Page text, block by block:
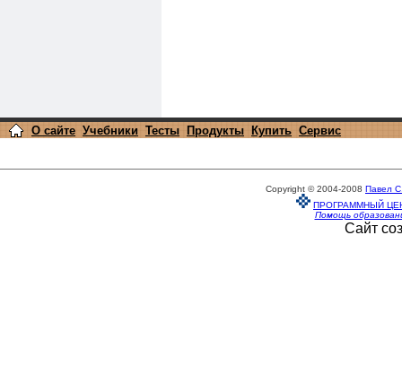
О сайте Учебники Тесты Продукты Купить Сервис
Copyright © 2004-2008 Павел
ПРОГРАММНЫЙ
Помощь
Сайт